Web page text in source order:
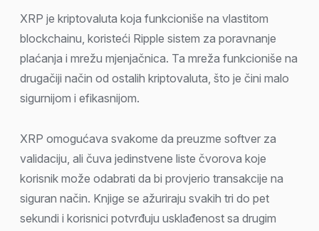
XRP je kriptovaluta koja funkcioniše na vlastitom
blockchainu, koristeći Ripple sistem za poravnanje
plaćanja i mrežu mjenjačnica. Ta mreža funkcioniše na
drugačiji način od ostalih kriptovaluta, što je čini malo
sigurnijom i efikasnijom.
XRP omogućava svakome da preuzme softver za
validaciju, ali čuva jedinstvene liste čvorova koje
korisnik može odabrati da bi provjerio transakcije na
siguran način. Knjige se ažuriraju svakih tri do pet
sekundi i korisnici potvrđuju usklađenost sa drugim